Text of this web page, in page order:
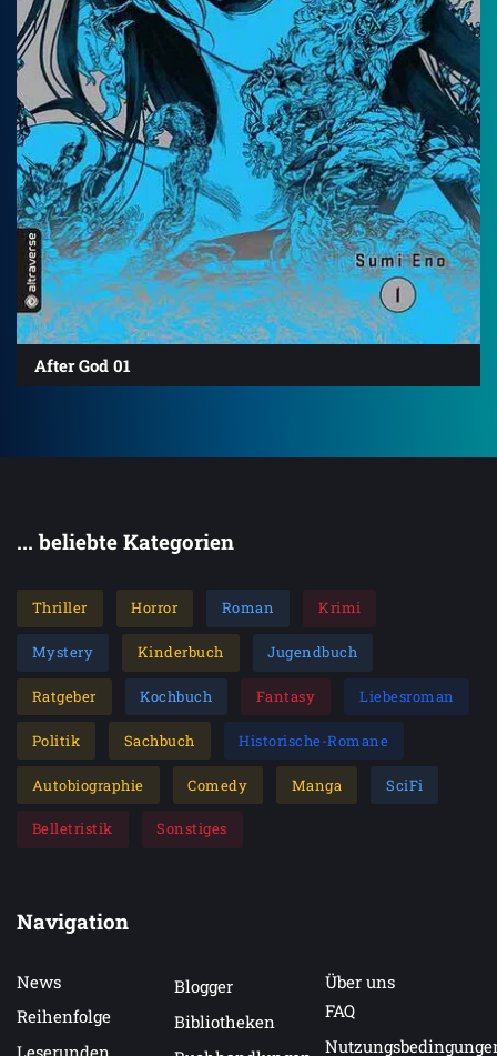
After God 01
... beliebte Kategorien
Thriller Horror Roman Krimi
Mystery Kinderbuch Jugendbuch
Ratgeber Kochbuch Fantasy Liebesroman
Politik Sachbuch Historische-Romane
Autobiographie Comedy Manga SciFi
Belletristik Sonstiges
Navigation
News
Reihenfolge
Leserunden
Blogger
Bibliotheken
Über uns
FAQ